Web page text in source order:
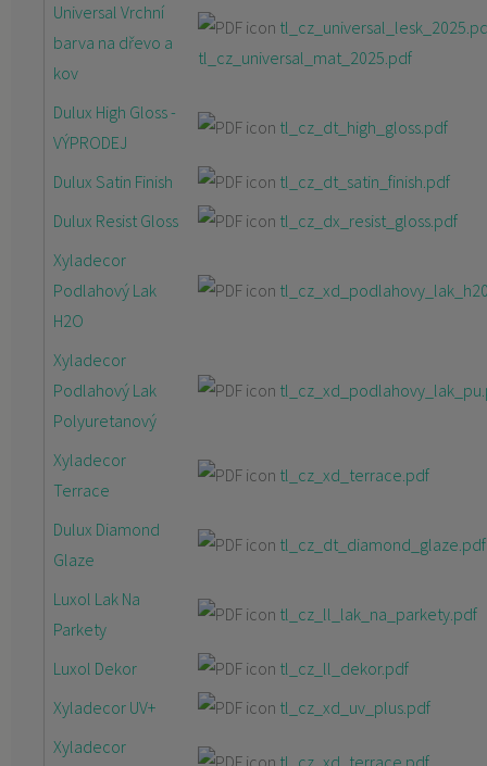
Universal Vrchní
barva na dřevo a
kov
tl_cz_universal_mat_2025.pdf
Dulux High Gloss -
VÝPRODEJ
tl_cz_dt_high_gloss.pdf
Dulux Satin Finish
tl_cz_dt_satin_finish.pdf
Dulux Resist Gloss
tl_cz_dx_resist_gloss.pdf
Xyladecor
Podlahový Lak
H2O
Xyladecor
Podlahový Lak
Polyuretanový
Xyladecor
Terrace
tl_cz_xd_terrace.pdf
Dulux Diamond
Glaze
tl_cz_dt_diamond_glaze.pdf
Luxol Lak Na
Parkety
tl_cz_ll_lak_na_parkety.pdf
Luxol Dekor
tl_cz_ll_dekor.pdf
Xyladecor UV+
tl_cz_xd_uv_plus.pdf
Xyladecor
tl_cz_xd_terrace.pdf